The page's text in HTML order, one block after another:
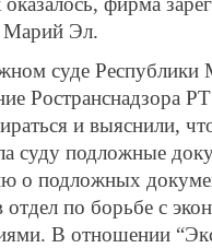
Марий Эл.
суде
Ространснадзора
и выяснили,
суду подложные
о подложных
отдел по борьбе с
В отношении